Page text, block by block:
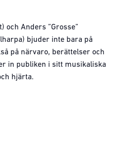
och Anders ”Grosse”
bjuder inte bara på
på närvaro, berättelser och
in publiken i sitt musikaliska
hjärta.